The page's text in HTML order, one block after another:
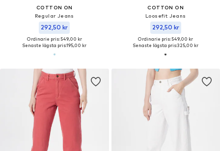
COTTON ON
Regular Jeans
292,50 kr
Ordinarie pris: 549,00 kr
Senaste lägsta pris:195,00 kr
COTTON ON
Loosefit Jeans
292,50 kr
Ordinarie pris: 549,00 kr
Senaste lägsta pris:325,00 kr